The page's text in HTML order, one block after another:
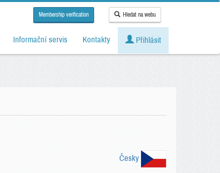
Membership verification Hledat na webu
Informační servis Kontakty Přihlásit
Česky